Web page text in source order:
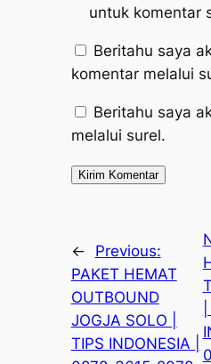
untuk komentar
Beritahu saya
komentar melalui
Beritahu saya
melalui surel.
←
Previous:
PAKET HEMAT
OUTBOUND
JOGJA SOLO |
TIPS INDONESIA |